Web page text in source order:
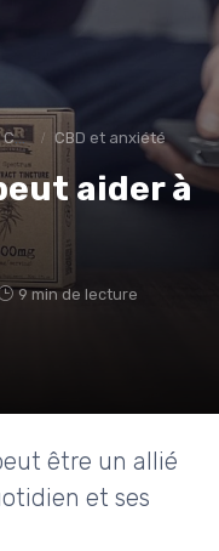
CBD et anxiété
aider à
9 min de lecture
être un allié
et ses